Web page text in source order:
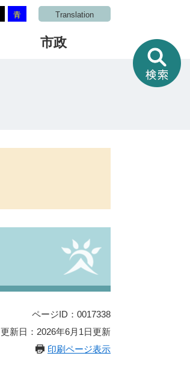
青 Translation
市政
情
報
を
ページID：0017338
更新日：2026年6月1日更新
印刷ページ表示